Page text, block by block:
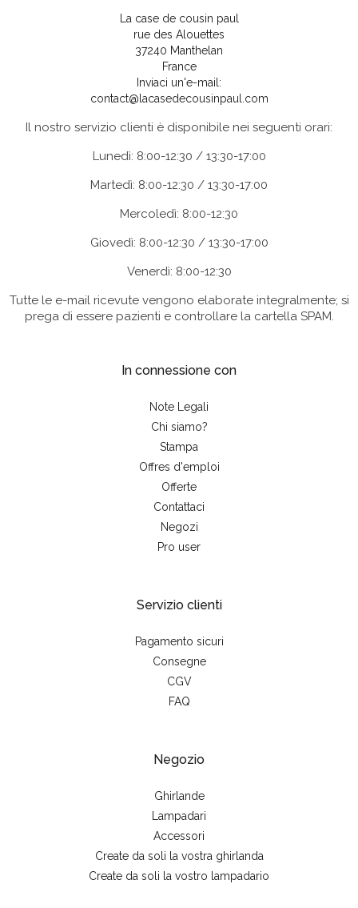
La case de cousin paul
rue des Alouettes
37240 Manthelan
France
Inviaci un'e-mail:
contact@lacasedecousinpaul.com
Il nostro servizio clienti è disponibile nei seguenti orari:
Lunedì: 8:00-12:30 / 13:30-17:00
Martedì: 8:00-12:30 / 13:30-17:00
Mercoledì: 8:00-12:30
Giovedì: 8:00-12:30 / 13:30-17:00
Venerdì: 8:00-12:30
Tutte le e-mail ricevute vengono elaborate integralmente; si
prega di essere pazienti e controllare la cartella SPAM.
In connessione con
Note Legali
Chi siamo?
Stampa
Offres d'emploi
Offerte
Contattaci
Negozi
Pro user
Servizio clienti
Pagamento sicuri
Consegne
CGV
FAQ
Negozio
Ghirlande
Lampadari
Accessori
Create da soli la vostra ghirlanda
Create da soli la vostro lampadario